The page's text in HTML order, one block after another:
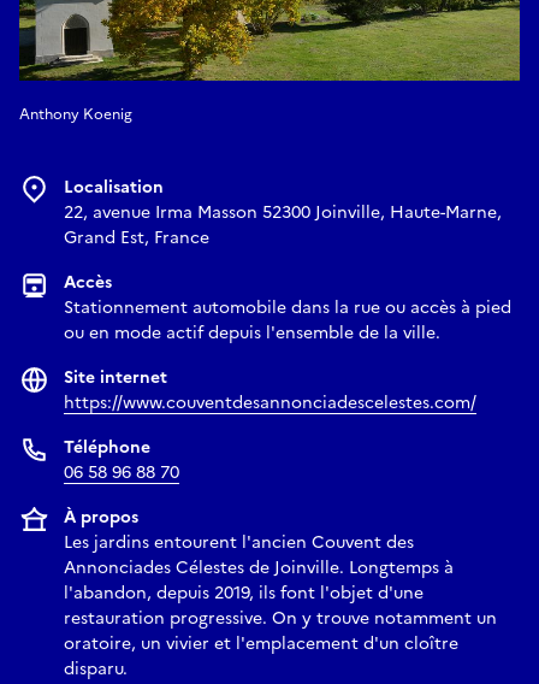
Anthony Koenig
Localisation
22, avenue Irma Masson 52300 Joinville, Haute-Marne,
Grand Est, France
Accès
Stationnement automobile dans la rue ou accès à pied
ou en mode actif depuis l'ensemble de la ville.
Site internet
https://www.couventdesannonciadescelestes.com/
Téléphone
06 58 96 88 70
À propos
Les jardins entourent l'ancien Couvent des
Annonciades Célestes de Joinville. Longtemps à
l'abandon, depuis 2019, ils font l'objet d'une
restauration progressive. On y trouve notamment un
oratoire, un vivier et l'emplacement d'un cloître
disparu.